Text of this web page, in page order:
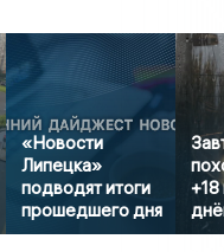
«Новости
Липецка»
подводят итоги
прошедшего дня